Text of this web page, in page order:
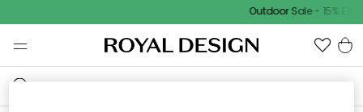
Outdoor Sale - 15%